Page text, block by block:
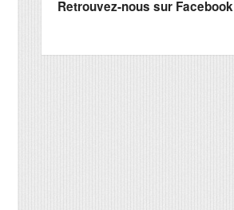
Retrouvez-nous sur Facebook